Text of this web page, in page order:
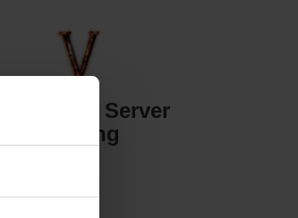
br Valheim Server
Hosting